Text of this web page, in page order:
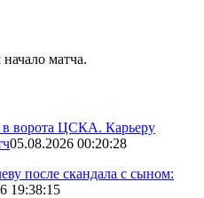
матча.
в ворота ЦСКА. Карьеру
05.08.2026 00:20:28
после скандала с сыном:
19:38:15